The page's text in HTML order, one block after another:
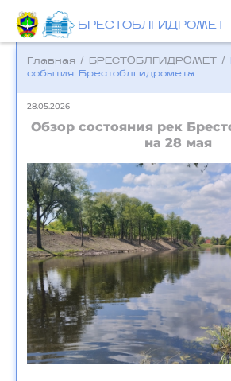
БРЕСТОБЛГИДРОМЕТ
Главная / БРЕСТОБЛГИДРОМЕТ /
события Брестоблгидромета
28.05.2026
Обзор состояния рек
на 28 мая